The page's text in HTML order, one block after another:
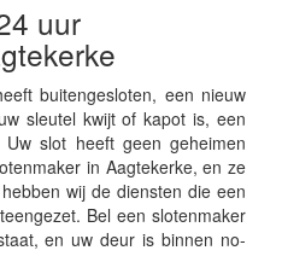
uur
buitengesloten, een nieuw
sleutel kwijt of kapot is, een
slot heeft geen geheimen
in Aagtekerke, en ze
wij de diensten die een
Bel een slotenmaker
en uw deur is binnen no-